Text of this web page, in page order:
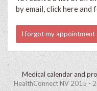
by email, click here
I forgot my appointment
Medical calendar and
HealthConnect NV 2015 -